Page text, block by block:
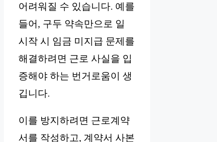
어려워질 수 있습니다. 예를
들어, 구두 약속만으로 일
시작 시 임금 미지급 문제를
해결하려면 근로 사실을 입
증해야 하는 번거로움이 생
깁니다.
이를 방지하려면 근로계약
서를 작성하고, 계약서 사본